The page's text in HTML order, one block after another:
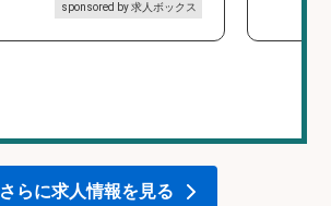
sponsored by 求人ボックス
さらに求人情報を見る